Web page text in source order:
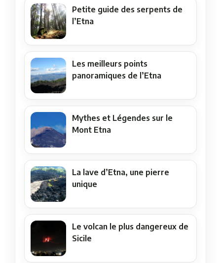
Petite guide des serpents de
l’Etna
Les meilleurs points
panoramiques de l’Etna
Mythes et Légendes sur le
Mont Etna
La lave d’Etna, une pierre
unique
Le volcan le plus dangereux de
Sicile